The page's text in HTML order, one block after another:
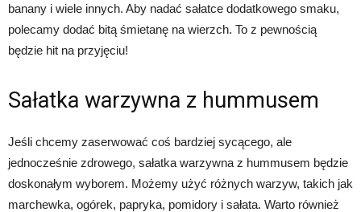
banany i wiele innych. Aby nadać sałatce dodatkowego smaku,
polecamy dodać bitą śmietanę na wierzch. To z pewnością
będzie hit na przyjęciu!
Sałatka warzywna z hummusem
Jeśli chcemy zaserwować coś bardziej sycącego, ale
jednocześnie zdrowego, sałatka warzywna z hummusem będzie
doskonałym wyborem. Możemy użyć różnych warzyw, takich jak
marchewka, ogórek, papryka, pomidory i sałata. Warto również